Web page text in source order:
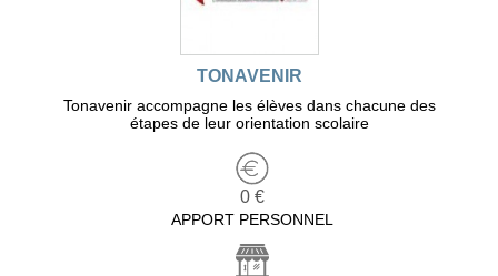
TONAVENIR
Tonavenir accompagne les élèves dans chacune des
étapes de leur orientation scolaire
0 €
APPORT PERSONNEL